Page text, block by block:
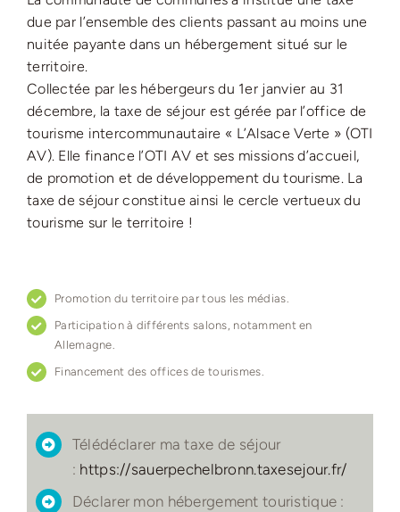
due par l’ensemble des clients passant au moins une
nuitée payante dans un hébergement situé sur le
territoire.
Collectée par les hébergeurs du 1er janvier au 31
décembre, la taxe de séjour est gérée par l’office de
tourisme intercommunautaire « L’Alsace Verte » (OTI
AV). Elle finance l’OTI AV et ses missions d’accueil,
de promotion et de développement du tourisme. La
taxe de séjour constitue ainsi le cercle vertueux du
tourisme sur le territoire !
Promotion du territoire par tous les médias.
Participation à différents salons, notamment en
Allemagne.
Financement des offices de tourismes.
Télédéclarer ma taxe de séjour
: https://sauerpechelbronn.taxesejour.fr/
Déclarer mon hébergement touristique :